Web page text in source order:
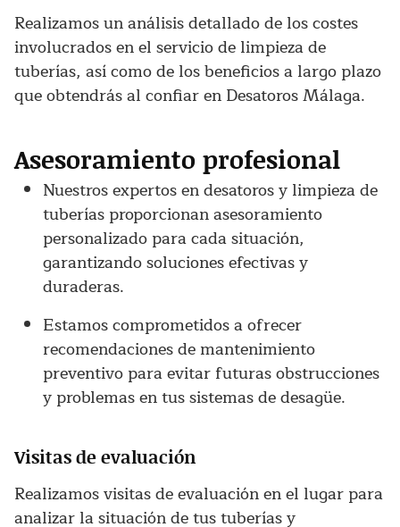
Realizamos un análisis detallado de los costes
involucrados en el servicio de limpieza de
tuberías, así como de los beneficios a largo plazo
que obtendrás al confiar en Desatoros Málaga.
Asesoramiento profesional
Nuestros expertos en desatoros y limpieza de
tuberías proporcionan asesoramiento
personalizado para cada situación,
garantizando soluciones efectivas y
duraderas.
Estamos comprometidos a ofrecer
recomendaciones de mantenimiento
preventivo para evitar futuras obstrucciones
y problemas en tus sistemas de desagüe.
Visitas de evaluación
Realizamos visitas de evaluación en el lugar para
analizar la situación de tus tuberías y